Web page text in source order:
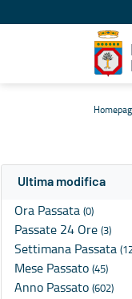
Ultima modifica
Ora Passata (0)
Passate 24 Ore (3)
Settimana Passata
Mese Passato (45)
Anno Passato (602)